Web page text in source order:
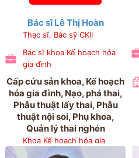
Bác sĩ Lê Thị Hoàn
Thạc sĩ, Bác sỹ CKII
Bác sĩ khoa Kế hoạch hóa
gia đình
Cấp cứu sản khoa, Kế hoạch
hóa gia đình, Nạo, phá thai,
Phẫu thuật lấy thai, Phẫu
thuật nội soi, Phụ khoa,
Quản lý thai nghén
Khoa Kế hoạch hóa gia
đình, Khoa Khám bệnh,